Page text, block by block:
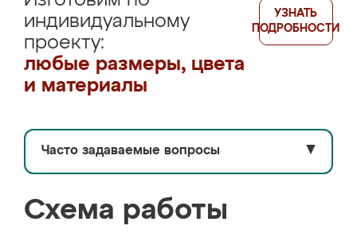
индивидуальному
проекту:
любые размеры, цвета
и материалы
УЗНАТЬ
ПОДРОБНОСТИ
Часто задаваемые вопросы ▼
Схема работы